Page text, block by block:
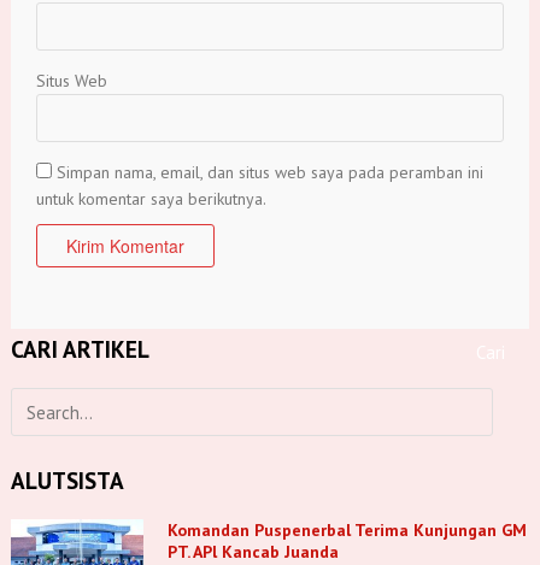
Situs Web
Simpan nama, email, dan situs web saya pada peramban ini
untuk komentar saya berikutnya.
CARI ARTIKEL
ALUTSISTA
Komandan Puspenerbal Terima Kunjungan GM
PT. APl Kancab Juanda